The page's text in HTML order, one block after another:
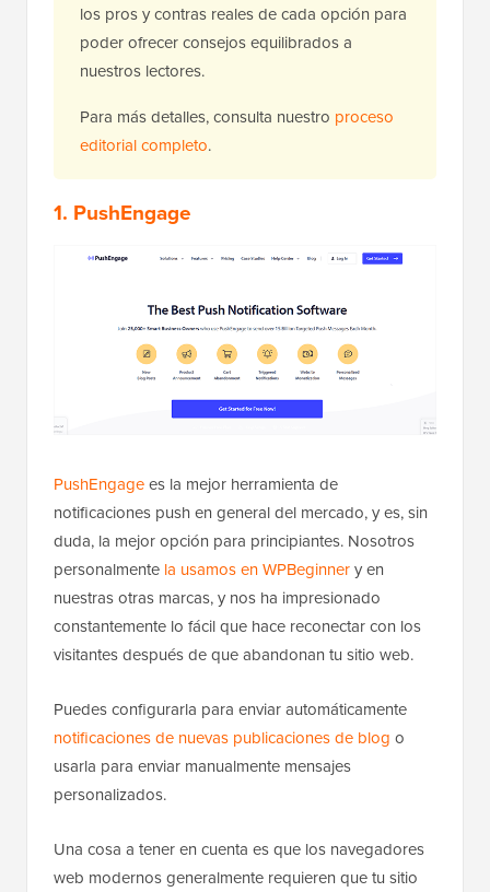
los pros y contras reales de cada opción para
poder ofrecer consejos equilibrados a
nuestros lectores.
Para más detalles, consulta nuestro proceso
editorial completo.
1. PushEngage
PushEngagees la mejor herramienta de
notificaciones push en general del mercado, y es, sin
duda, la mejor opción para principiantes. Nosotros
personalmente la usamos en WPBeginnery en
nuestras otras marcas, y nos ha impresionado
constantemente lo fácil que hace reconectar con los
visitantes después de que abandonan tu sitio web.
Puedes configurarla para enviar automáticamente
notificaciones de nuevas publicaciones de blog o
usarla para enviar manualmente mensajes
personalizados.
Una cosa a tener en cuenta es que los navegadores
web modernos generalmente requieren que tu sitio